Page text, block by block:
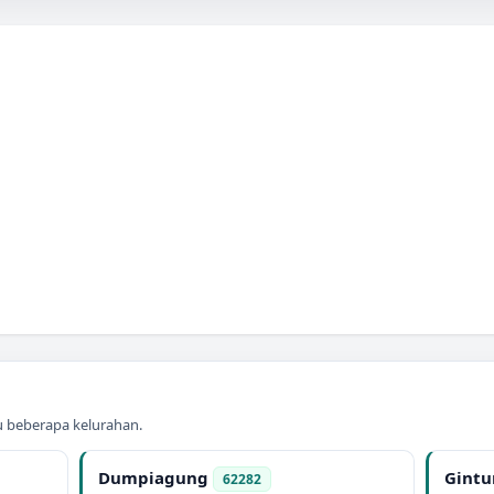
beberapa kelurahan.
Dumpiagung 62282